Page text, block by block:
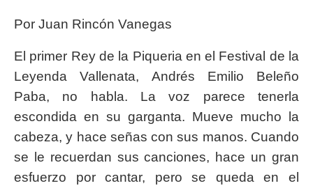
Por Juan Rincón Vanegas
El primer Rey de la Piqueria en el Festival de la
Leyenda Vallenata, Andrés Emilio Beleño
Paba, no habla. La voz parece tenerla
escondida en su garganta. Mueve mucho la
cabeza, y hace señas con sus manos. Cuando
se le recuerdan sus canciones, hace un gran
esfuerzo por cantar, pero se queda en el